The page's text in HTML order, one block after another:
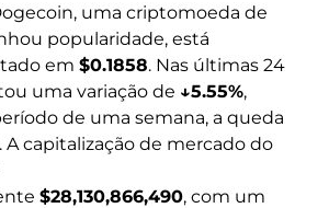
uma criptomoeda de
popularidade, está
em $0.1858. Nas últimas 24
uma variação de ↓5.55%,
de uma semana, a queda
. A capitalização de mercado do
$28,130,866,490, com um